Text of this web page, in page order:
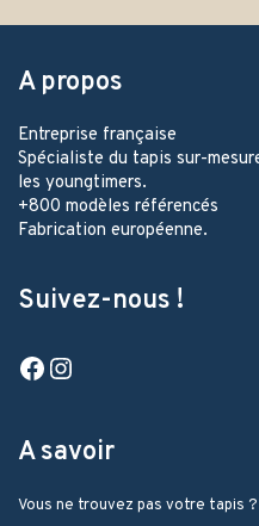
A propos
Entreprise française
Spécialiste du tapis sur-
les youngtimers.
+800 modèles référencés
Fabrication européenne.
Suivez-nous !
Facebook
A savoir
Vous ne trouvez pas votre tapis ?